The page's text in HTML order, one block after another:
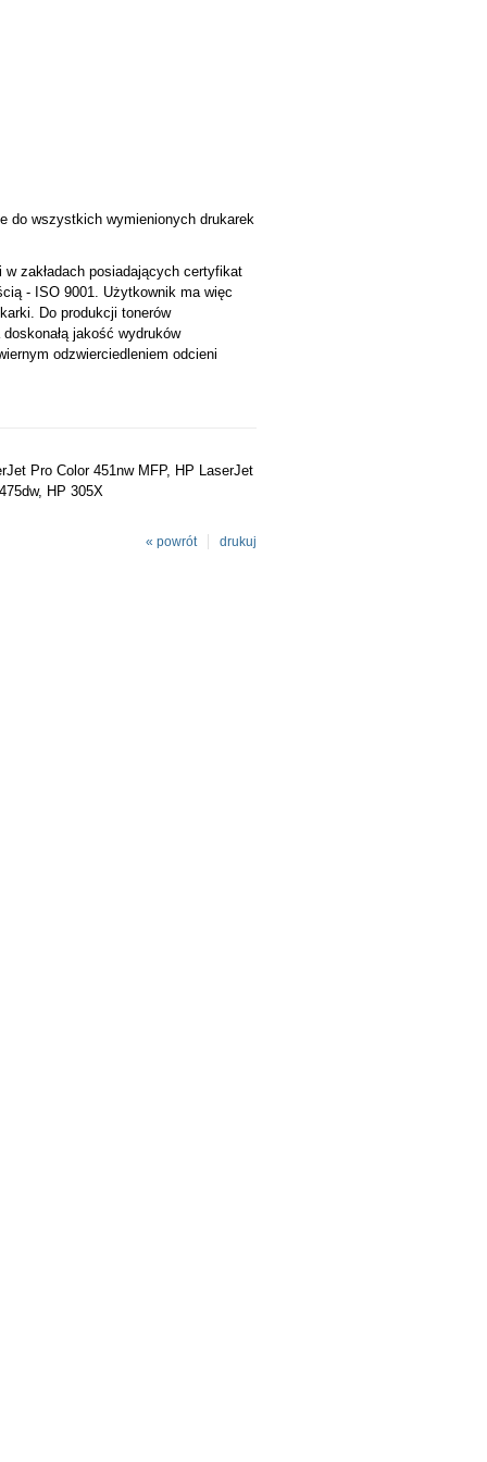
do wszystkich wymienionych drukarek
zakładach posiadających certyfikat
- ISO 9001. Użytkownik ma więc
Do produkcji tonerów
jakość wydruków
odzwierciedleniem odcieni
Pro Color 451nw MFP, HP LaserJet
HP 305X
drukuj
« powrót